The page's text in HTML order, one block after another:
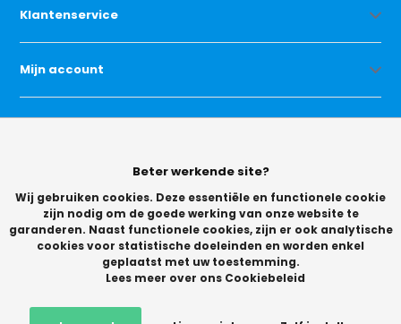
Klantenservice
Mijn account
Categorieën
Beter werkende site?
Wij gebruiken cookies. Deze essentiële en functionele cookie
zijn nodig om de goede werking van onze website te
garanderen. Naast functionele cookies, zijn er ook analytische
cookies voor statistische doeleinden en worden enkel
geplaatst met uw toestemming.
Lees meer over ons Cookiebeleid